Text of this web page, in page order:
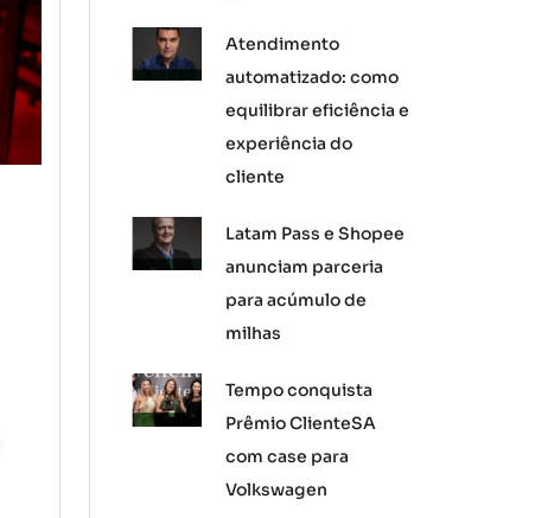
Atendimento
automatizado: como
equilibrar eficiência e
experiência do
cliente
Latam Pass e Shopee
anunciam parceria
para acúmulo de
milhas
Tempo conquista
Prêmio ClienteSA
com case para
Volkswagen